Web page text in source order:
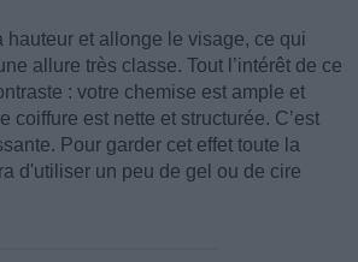
hauteur et allonge le visage, ce qui
allure très classe. Tout l’intérêt de ce
: votre chemise est ample et
coiffure est nette et structurée. C’est
Pour garder cet effet toute la
d'utiliser un peu de gel ou de cire